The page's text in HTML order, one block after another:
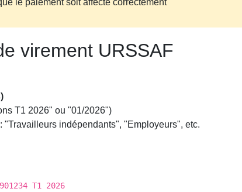
virement URSSAF
T1 2026" ou "01/2026")
"Travailleurs indépendants", "Employeurs", etc.
T1 2026